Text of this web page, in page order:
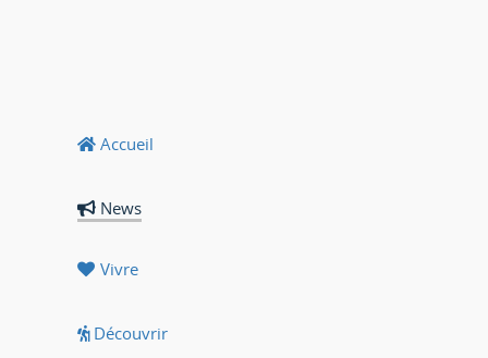
Accueil
News
Vivre
Découvrir